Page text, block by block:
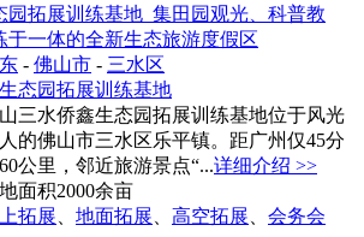
- 佛山市 - 三水区
态园拓展训练基地
三水侨鑫生态园拓展训练基地位于风光
的佛山市三水区乐平镇。距广州仅45分
公里，邻近旅游景点“...详细介绍 >>
面积2000余亩
拓展 地面拓展 高空拓展
会务会